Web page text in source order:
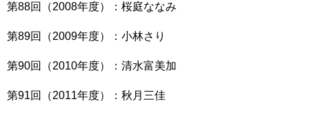
第88回（2008年度）：桜庭ななみ
第89回（2009年度）：小林さり
第90回（2010年度）：清水富美加
第91回（2011年度）：秋月三佳